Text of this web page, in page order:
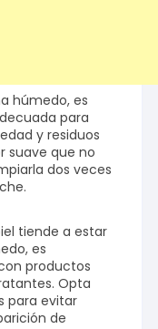
húmedo, es
para
y residuos
suave que no
dos veces
tiende a estar
es
productos
Opta
para evitar
de